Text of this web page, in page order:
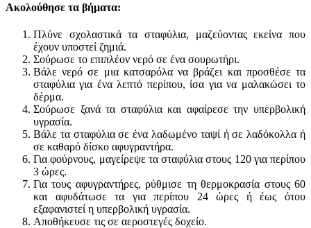
Ακολούθησε τα βήματα:
Πλύνε σχολαστικά τα σταφύλια, μαζεύοντας εκείνα που
έχουν υποστεί ζημιά.
Σούρωσε το επιπλέον νερό σε ένα σουρωτήρι.
Βάλε νερό σε μια κατσαρόλα να βράζει και προσθέσε τα
σταφύλια για ένα λεπτό περίπου, ίσα για να μαλακώσει το
δέρμα.
Σούρωσε ξανά τα σταφύλια και αφαίρεσε την υπερβολική
υγρασία.
Βάλε τα σταφύλια σε ένα λαδωμένο ταψί ή σε λαδόκολλα ή
σε καθαρό δίσκο αφυγραντήρα.
Για φούρνους, μαγείρεψε τα σταφύλια στους 120 για περίπου
3 ώρες.
Για τους αφυγραντήρες, ρύθμισε τη θερμοκρασία στους 60
και αφυδάτωσε τα για περίπου 24 ώρες ή έως ότου
εξαφανιστεί η υπερβολική υγρασία.
Αποθήκευσε τις σε αεροστεγές δοχείο.